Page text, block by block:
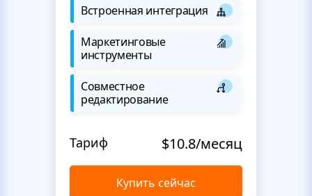
Встроенная интеграция
Маркетинговые
инструменты
Совместное
редактирование
Тариф $10.8/месяц
Купить сейчас